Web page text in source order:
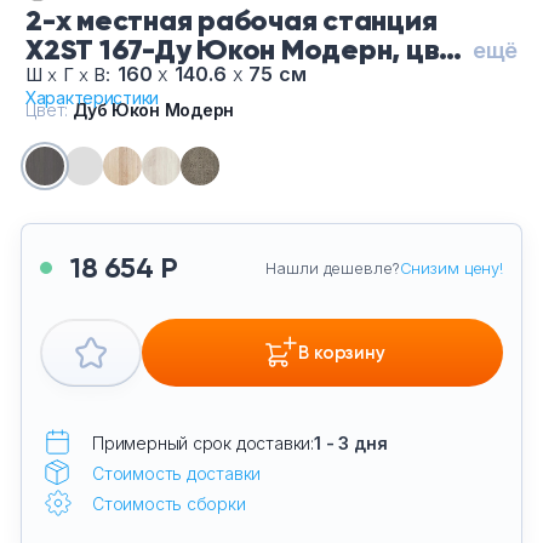
2-х местная рабочая станция
X2ST 167-Ду Юкон Модерн, цвет
Дуб Юкон Модерн
ещё
Шх Г х В: 160 х 140.6 х 75 см
Характеристики
18 654 Р Нашли дешевле?Снизим цену!
В корзину
Примерный срок доставки:1 - 3 дня
Стоимость доставки
Стоимость сборки
Цвет:Дуб Юкон Модерн
Тумбы офисные
Офисные шкафы
Офисные диваны
Обеденная зона
Искусственные растения